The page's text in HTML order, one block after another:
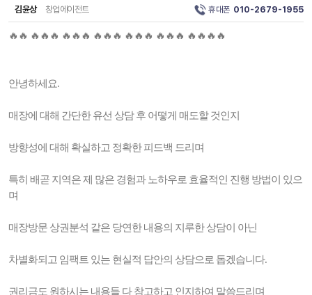
김윤상 창업에이전트 휴대폰 010-2679-1955
🔥🔥 🔥🔥🔥 🔥🔥🔥 🔥🔥🔥 🔥🔥🔥 🔥🔥🔥 🔥🔥🔥🔥
안녕하세요.
매장에 대해 간단한 유선 상담 후 어떻게 매도할 것인지
방향성에 대해 확실하고 정확한 피드백 드리며
특히 배곧 지역은 제 많은 경험과 노하우로 효율적인 진행 방법이 있으
며
매장방문 상권분석 같은 당연한 내용의 지루한 상담이 아닌
차별화되고 임팩트 있는 현실적 답안의 상담으로 돕겠습니다.
권리금도 원하시는 내용들 다 참고하고 인지하여 말씀드리며